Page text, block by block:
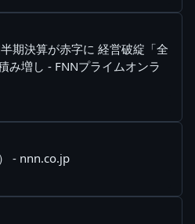
期決算が赤字に 経営破綻「全
み増し - FNNプライムオンラ
- nnn.co.jp